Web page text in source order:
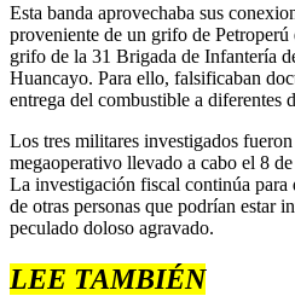
Esta banda aprovechaba sus
proveniente de un grifo de
grifo de la 31 Brigada de Infantería
Huancayo. Para ello, falsificaban
entrega del combustible a diferentes
Los tres militares investigados
megaoperativo llevado a cabo el 8
La investigación fiscal continúa para
de otras personas que podrían estar
peculado doloso agravado.
LEE TAMBIÉN